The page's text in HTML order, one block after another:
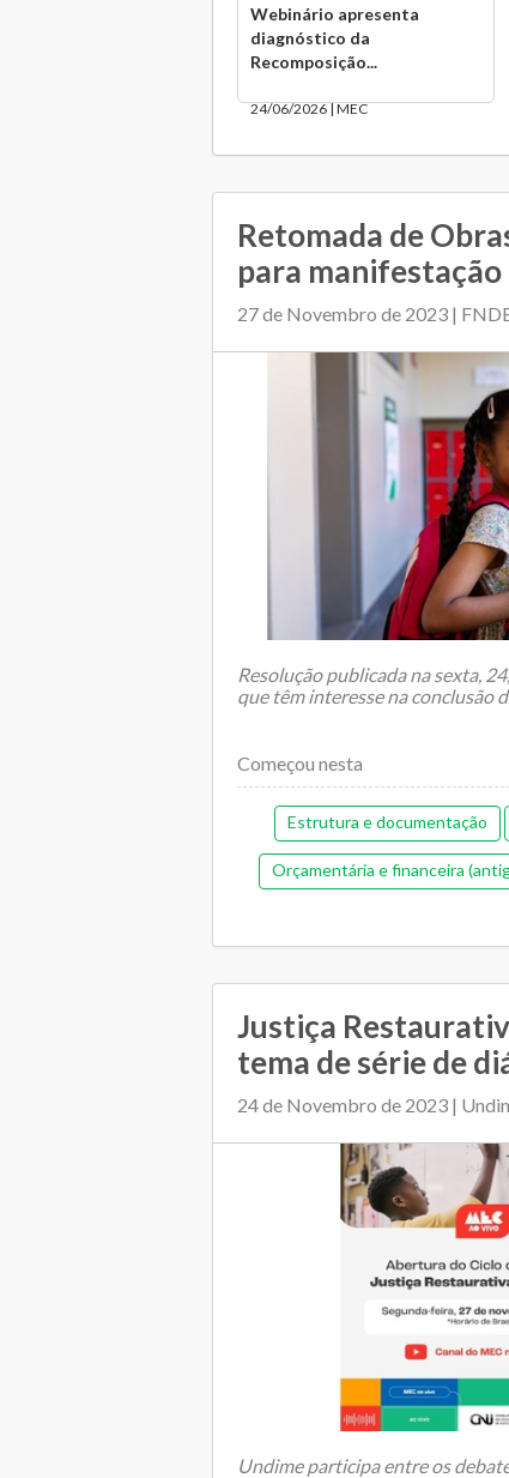
Webinário apresenta
diagnóstico da
Recomposição...
24/06/2026 | MEC
Retomada de
para
27 de Novembro de 2023 |
Resolução publicada na sexta,
que têm interesse na conclusão
Começou nesta
Estrutura e documentação
Orçamentária e financeira
Justiça
tema de série de
24 de Novembro de 2023 |
Undime participa entre os